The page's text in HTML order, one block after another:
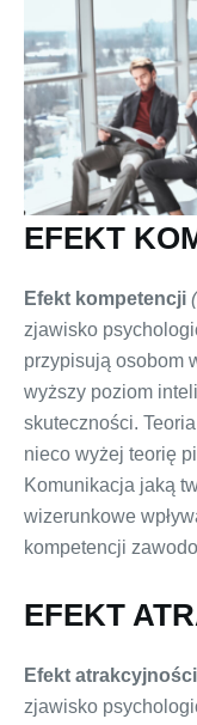
EFEKT
Efekt kompetencji
zjawisko
przypisują osobom
wyższy poziom
skuteczności.
nieco wyżej teorię
Komunikacja jaką
wizerunkowe
kompetencji
EFEKT
Efekt atrakcyjności
zjawisko